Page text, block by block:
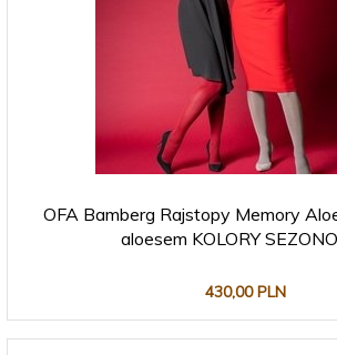
OFA Bamberg Rajstopy Memory
aloesem KOLORY
430,00 PLN